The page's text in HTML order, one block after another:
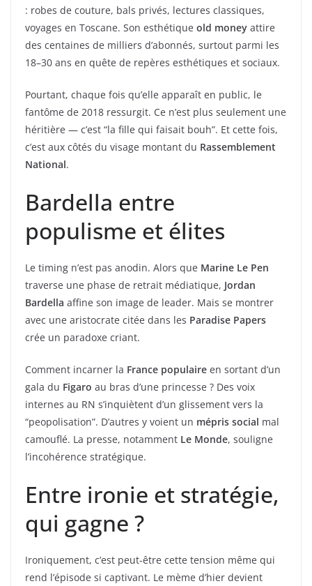
: robes de couture, bals privés, lectures classiques,
voyages en Toscane. Son esthétique old money attire
des centaines de milliers d’abonnés, surtout parmi les
18–30 ans en quête de repères esthétiques et sociaux.
Pourtant, chaque fois qu’elle apparaît en public, le
fantôme de 2018 ressurgit. Ce n’est plus seulement une
héritière — c’est “la fille qui faisait bouh”. Et cette fois,
c’est aux côtés du visage montant du Rassemblement
National.
Bardella entre
populisme et élites
Le timing n’est pas anodin. Alors que Marine Le Pen
traverse une phase de retrait médiatique, Jordan
Bardella affine son image de leader. Mais se montrer
avec une aristocrate citée dans les Paradise Papers
crée un paradoxe criant.
Comment incarner la France populaire en sortant d’un
gala du Figaro au bras d’une princesse ? Des voix
internes au RN s’inquiètent d’un glissement vers la
“peopolisation”. D’autres y voient un mépris social mal
camouflé. La presse, notamment Le Monde, souligne
l’incohérence stratégique.
Entre ironie et stratégie,
qui gagne ?
Ironiquement, c’est peut-être cette tension même qui
rend l’épisode si captivant. Le mème d’hier devient